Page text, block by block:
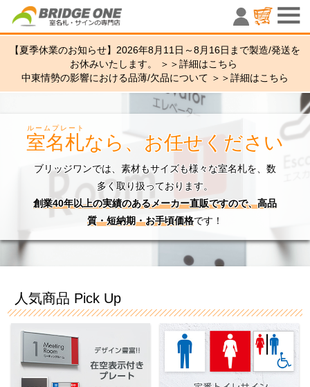
室名札・
【夏季休業のお知らせ】2026年8月11日～8月16日まで製造/発送を
お休みいたします。 ＞＞詳細はこちら
中東情勢の影響における品薄/欠品について ＞＞詳細はこちら
室名札
ルームプレート
なら、お任せください
ブリッジワンでは、素材もサイズも様々な室名札を、数
多く取り扱っております。
創業40年以上の実績のあるメーカー直販ですので、高品
質・短納期・お手頃価格です！
人気商品 Pick Up